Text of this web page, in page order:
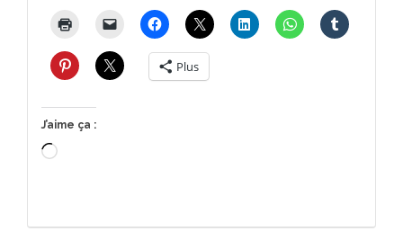
Plus
J’aime ça :
Chargement…